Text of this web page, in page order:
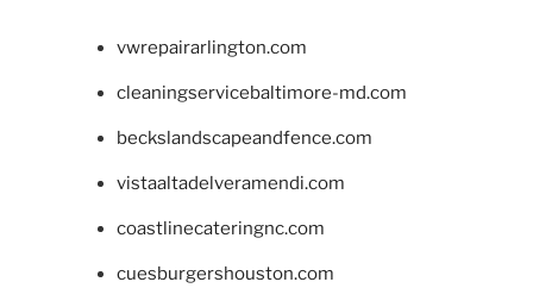
vwrepairarlington.com
cleaningservicebaltimore-md.com
beckslandscapeandfence.com
vistaaltadelveramendi.com
coastlinecateringnc.com
cuesburgershouston.com